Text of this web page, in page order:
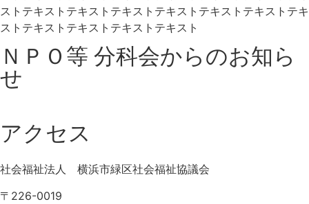
ストテキストテキストテキストテキストテキストテキストテキ
ストテキストテキストテキストテキスト
ＮＰＯ等 分科会からのお知ら
せ
アクセス
社会福祉法人 横浜市緑区社会福祉協議会
〒226-0019